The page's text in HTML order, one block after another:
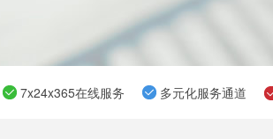
7x24x365在线服务 多元化服务通道